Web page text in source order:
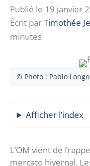
Publié le 19 janvier
Écrit parTimothée
minutes
© Photo : Pablo
Afficher l’index
L’OM vient de
mercato hivernal.